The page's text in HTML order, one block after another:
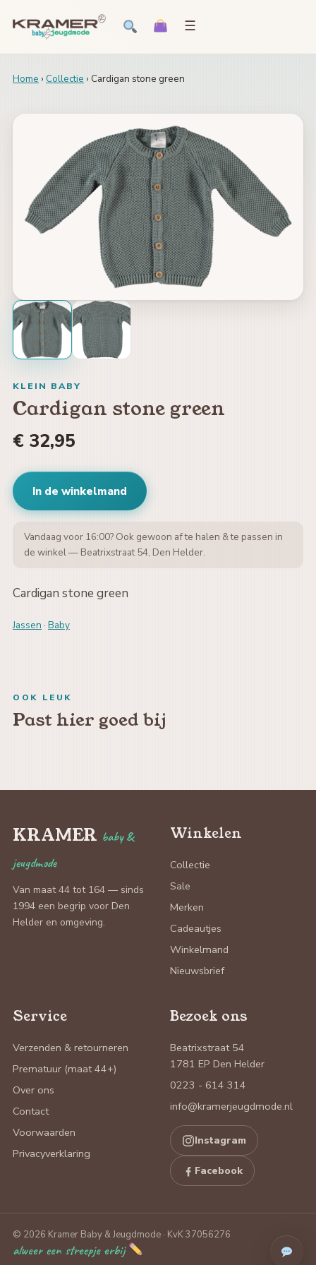
☰
Home › Collectie › Cardigan stone green
KLEIN BABY
Cardigan stone green
€ 32,95
In de winkelmand
Vandaag voor 16:00? Ook gewoon af te halen & te passen in
de winkel — Beatrixstraat 54, Den Helder.
Cardigan stone green
Jassen · Baby
OOK LEUK
Past hier goed bij
KRAMER baby &
jeugdmode
Van maat 44 tot 164 — sinds
1994 een begrip voor Den
Helder en omgeving.
Winkelen
Collectie
Sale
Merken
Cadeautjes
Winkelmand
Nieuwsbrief
Service
Verzenden & retourneren
Prematuur (maat 44+)
Over ons
Contact
Voorwaarden
Privacyverklaring
Bezoek ons
Beatrixstraat 54
1781 EP Den Helder
0223 - 614 314
info@kramerjeugdmode.nl
Instagram
Facebook
© 2026 Kramer Baby & Jeugdmode · KvK 37056276
alweer een streepje erbij